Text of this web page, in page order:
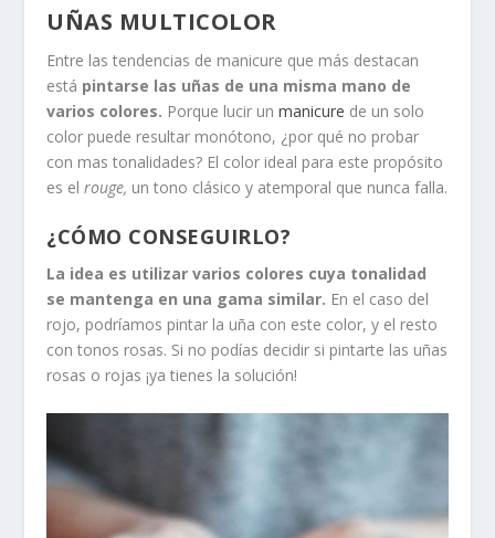
UÑAS MULTICOLOR
Entre las tendencias de manicure que más destacan
está pintarse las uñas de una misma mano de
varios colores. Porque lucir unmanicure de un solo
color puede resultar monótono, ¿por qué no probar
con mas tonalidades? El color ideal para este propósito
es elrouge, un tono clásico y atemporal que nunca falla.
¿CÓMO CONSEGUIRLO?
La idea es utilizar varios colores cuya tonalidad
se mantenga en una gama similar. En el caso del
rojo, podríamos pintar la uña con este color, y el resto
con tonos rosas. Si no podías decidir si pintarte las uñas
rosas o rojas ¡ya tienes la solución!